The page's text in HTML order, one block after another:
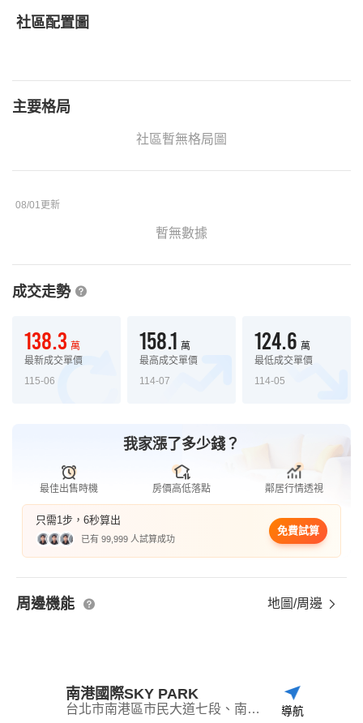
社區配置圖
主要格局
社區暫無格局圖
08/01更新
暫無數據
成交走勢
138.3 萬
最新成交單價
115-06
158.1 萬
最高成交單價
114-07
124.6 萬
最低成交單價
114-05
我家漲了多少錢？
最佳出售時機 房價高低落點 鄰居行情透視
只需1步，6秒算出
已有 99,999 人試算成功
免費試算
周邊機能 地圖/周邊
南港國際SKY PARK
台北市南港區市民大道七段、南港路三段109巷交叉口 導航